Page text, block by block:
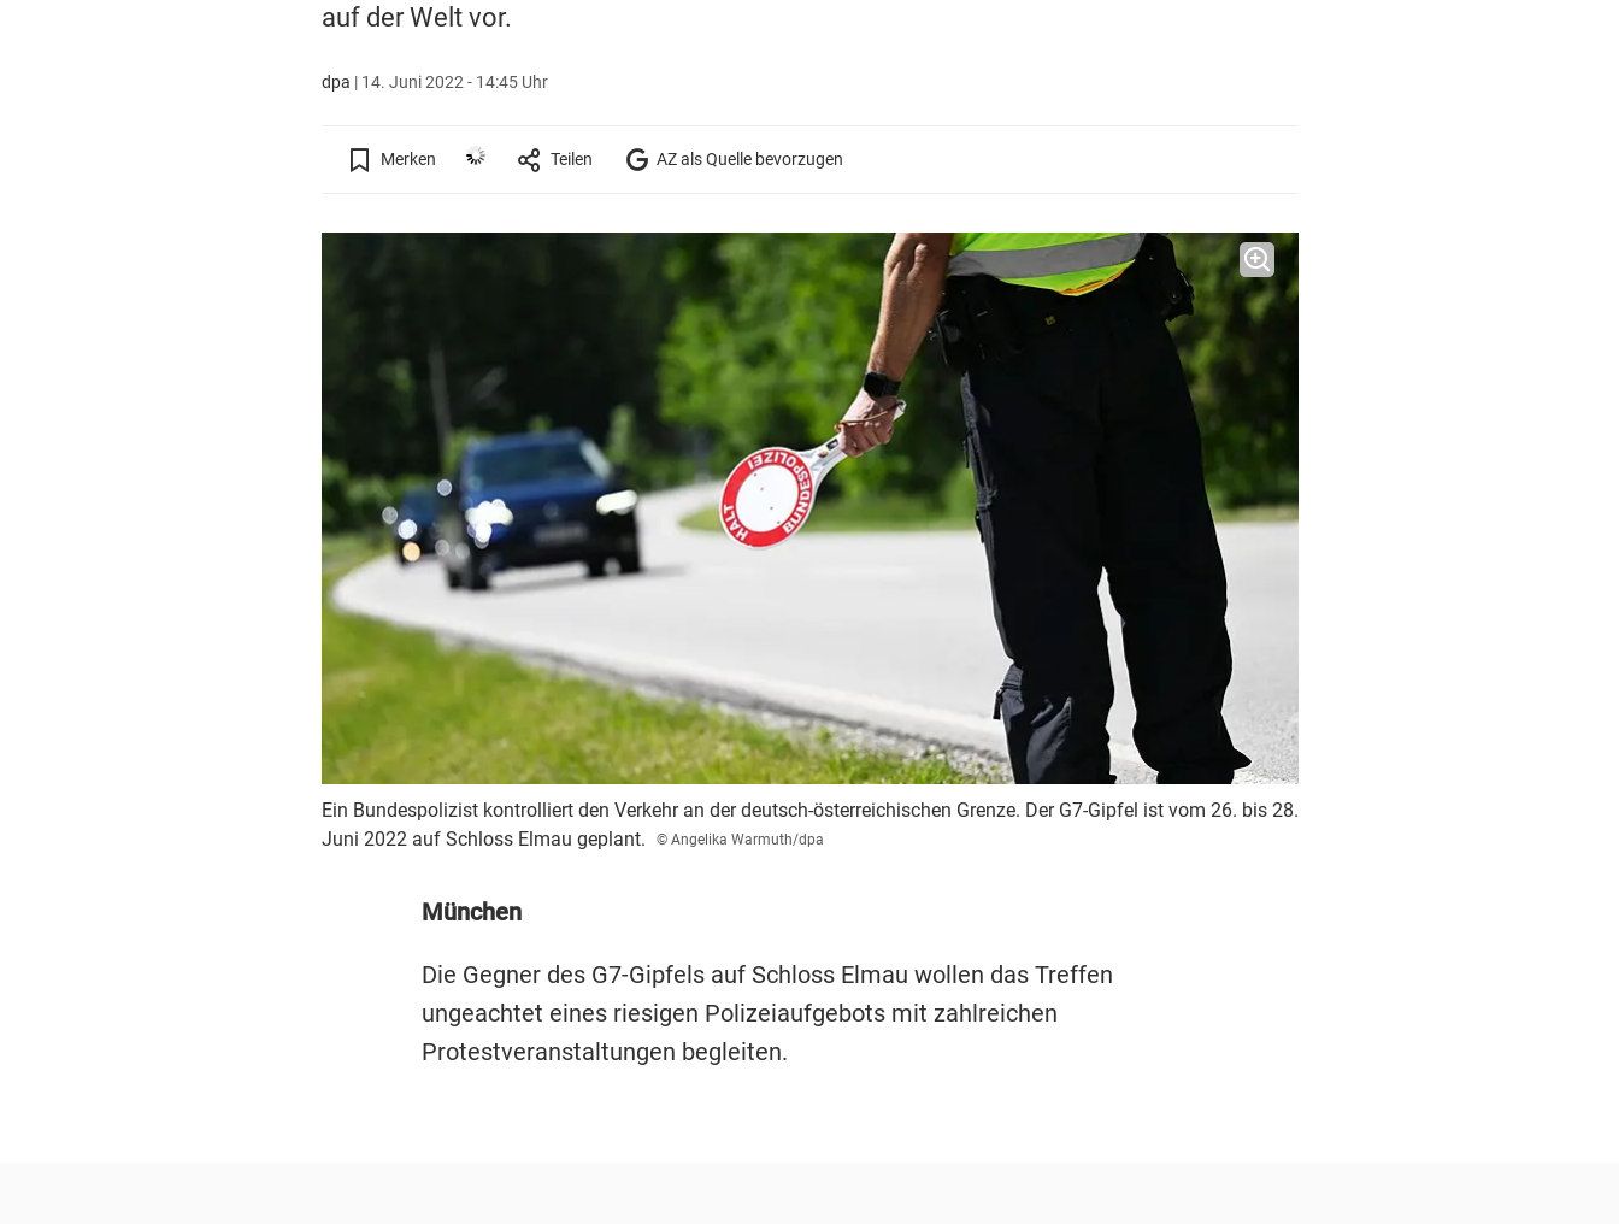
auf der Welt vor.
dpa | 14. Juni 2022 - 14:45 Uhr
Merken Teilen AZ als Quelle bevorzugen
Ein Bundespolizist kontrolliert den Verkehr an der deutsch-österreichischen Grenze. Der G7-Gipfel ist vom 26. bis 28.
Juni 2022 auf Schloss Elmau geplant.
© Angelika Warmuth/dpa
München
Die Gegner des G7-Gipfels auf Schloss Elmau wollen das Treffen
ungeachtet eines riesigen Polizeiaufgebots mit zahlreichen
Protestveranstaltungen begleiten.